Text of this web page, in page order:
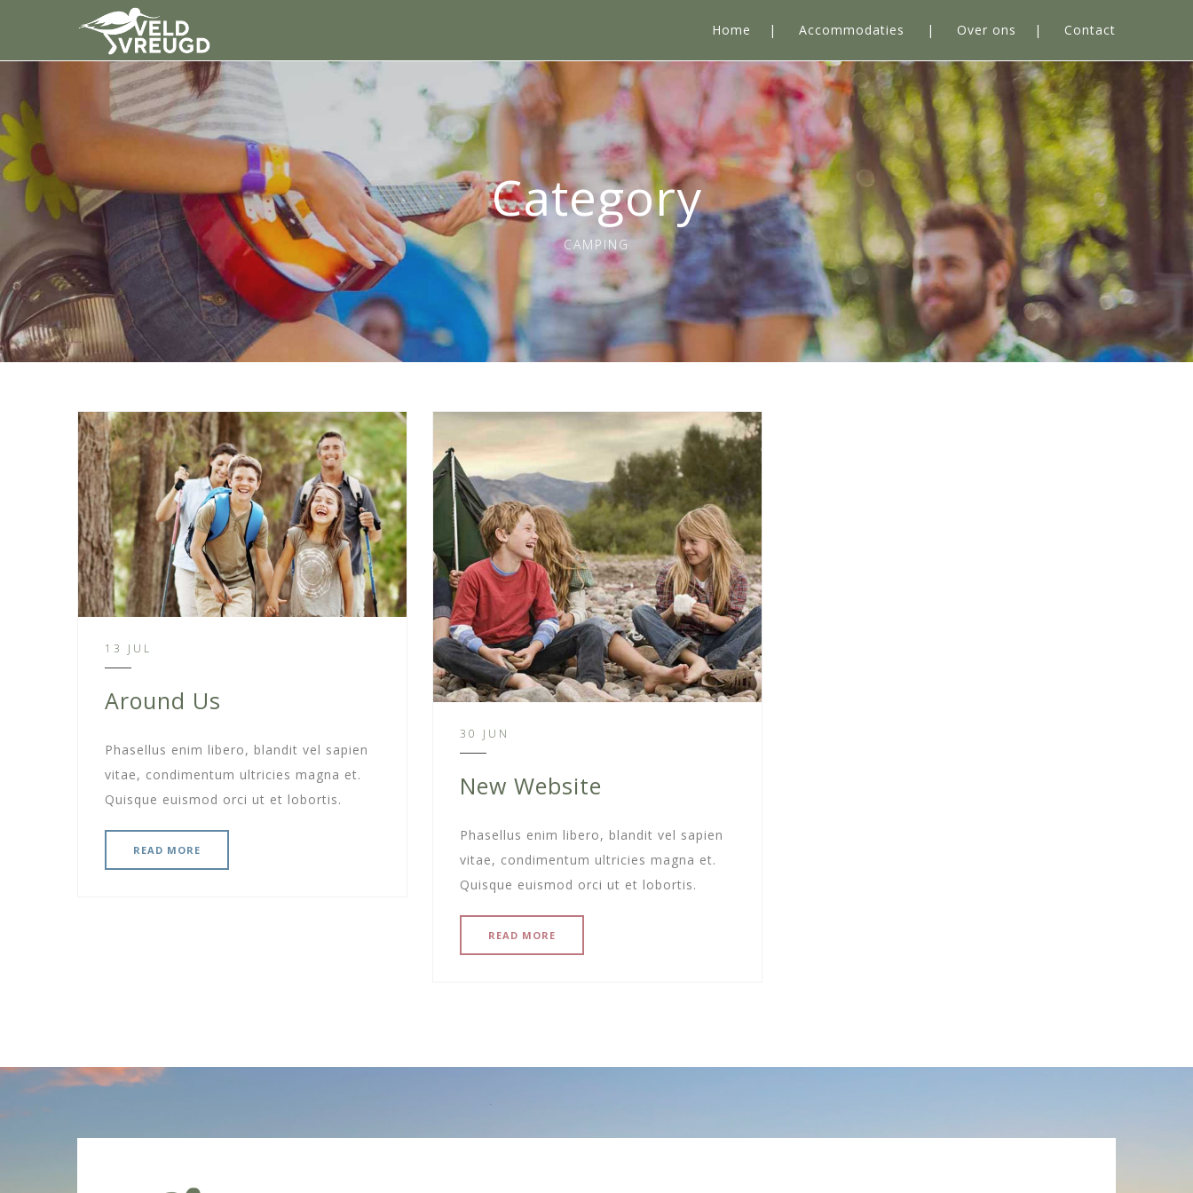
Home Accommodaties Over ons Contact
Category
CAMPING
13 JUL
Around Us
Phasellus enim libero, blandit vel sapien
vitae, condimentum ultricies magna et.
Quisque euismod orci ut et lobortis.
READ MORE
30 JUN
New Website
Phasellus enim libero, blandit vel sapien
vitae, condimentum ultricies magna et.
Quisque euismod orci ut et lobortis.
READ MORE